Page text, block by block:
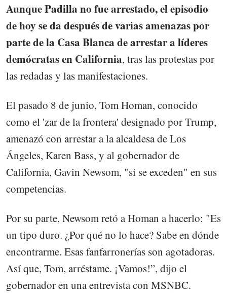
Aunque Padilla no fue arrestado, el episodio
de hoy se da después de varias amenazas por
parte de la Casa Blanca de arrestar a líderes
demócratas en California, tras las protestas por
las redadas y las manifestaciones.
El pasado 8 de junio, Tom Homan, conocido
como el 'zar de la frontera' designado por Trump,
amenazó con arrestar a la alcaldesa de Los
Ángeles, Karen Bass, y al gobernador de
California, Gavin Newsom, "si se exceden" en sus
competencias.
Por su parte, Newsom retó a Homan a hacerlo: "Es
un tipo duro. ¿Por qué no lo hace? Sabe en dónde
encontrarme. Esas fanfarronerías son agotadoras.
Así que, Tom, arréstame. ¡Vamos!”, dijo el
gobernador en una entrevista con MSNBC.